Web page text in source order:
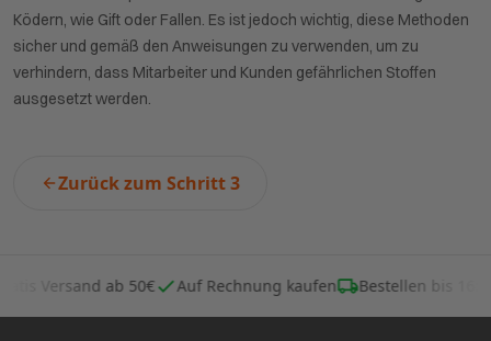
Ködern, wie Gift oder Fallen. Es ist jedoch wichtig, diese Methoden
sicher und gemäß den Anweisungen zu verwenden, um zu
verhindern, dass Mitarbeiter und Kunden gefährlichen Stoffen
ausgesetzt werden.
Zurück zum Schritt 3
Gratis Versand ab 50€ Auf Rechnung kaufen Bestellen bis